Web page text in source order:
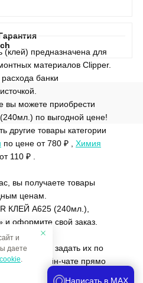
(клей) предназначена для
материалов Clipper.
банки
вы можете приобрести
по выгодной цене!
другие товары категории
по цене от 780 ₽ , Химия
110 ₽ .
вы получаете товары
ценам.
КЛЕЙ A625 (240мл.),
и оформите свой заказ.
вы можете задать их по
или в онлайн-чате прямо
и
даете
.
Написать в MAX